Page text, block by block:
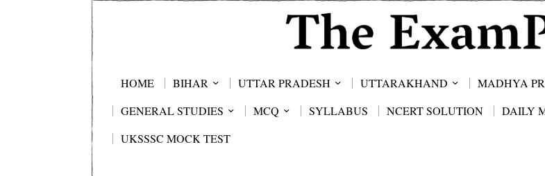
HOME BIHAR UTTAR PRADESH UTTARAKHAND MADHYA
GENERAL STUDIES
MCQ SYLLABUS NCERT SOLUTION DAILY
UKSSSC MOCK TEST